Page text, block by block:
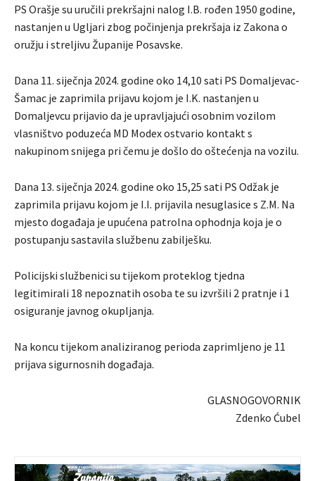
PS Orašje su uručili prekršajni nalog I.B. rođen 1950 godine,
nastanjen u Ugljari zbog počinjenja prekršaja iz Zakona o
oružju i streljivu Županije Posavske.
Dana 11. siječnja 2024. godine oko 14,10 sati PS Domaljevac-
Šamac je zaprimila prijavu kojom je I.K. nastanjen u
Domaljevcu prijavio da je upravljajući osobnim vozilom
vlasništvo poduzeća MD Modex ostvario kontakt s
nakupinom snijega pri čemu je došlo do oštećenja na vozilu.
Dana 13. siječnja 2024. godine oko 15,25 sati PS Odžak je
zaprimila prijavu kojom je I.I. prijavila nesuglasice s Z.M. Na
mjesto događaja je upućena patrolna ophodnja koja je o
postupanju sastavila službenu zabilješku.
Policijski službenici su tijekom proteklog tjedna
legitimirali 18 nepoznatih osoba te su izvršili 2 pratnje i 1
osiguranje javnog okupljanja.
Na koncu tijekom analiziranog perioda zaprimljeno je 11
prijava sigurnosnih događaja.
GLASNOGOVORNIK
Zdenko Ćubel